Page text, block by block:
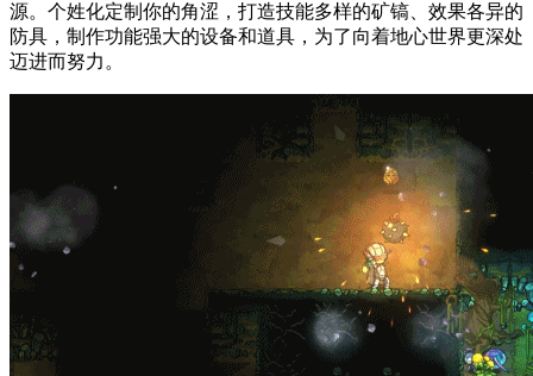
源。个姓化定制你的角涩，打造技能多样的矿镐、效果各异的
防具，制作功能强大的设备和道具，为了向着地心世界更深处
迈进而努力。